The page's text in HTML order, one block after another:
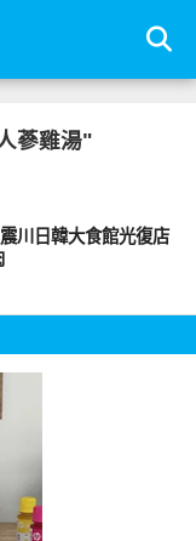
蔘雞湯"
川日韓大食館光復店